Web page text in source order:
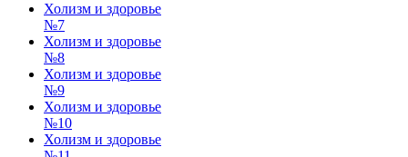
Холизм и здоровье
№7
Холизм и здоровье
№8
Холизм и здоровье
№9
Холизм и здоровье
№10
Холизм и здоровье